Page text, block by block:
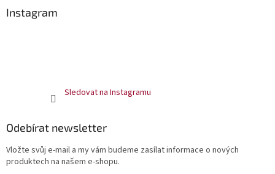
Instagram
Sledovat na Instagramu
Odebírat newsletter
Vložte svůj e-mail a my vám budeme zasílat informace o nových
produktech na našem e-shopu.